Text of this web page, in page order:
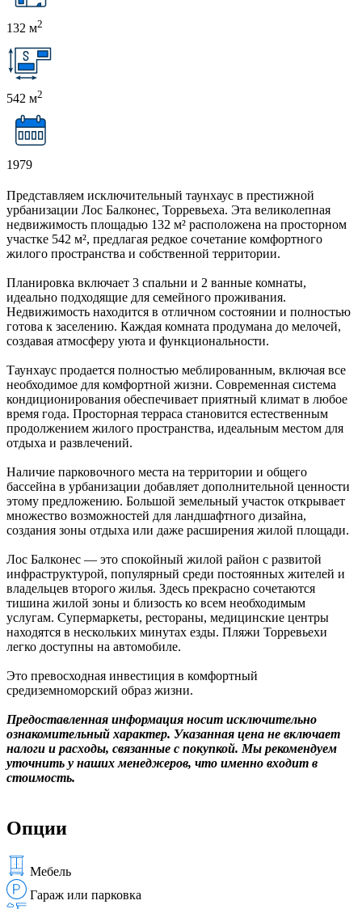
132 м2
542 м2
1979
Представляем исключительный таунхаус в престижной
урбанизации Лос Балконес, Торревьеха. Эта великолепная
недвижимость площадью 132 м² расположена на просторном
участке 542 м², предлагая редкое сочетание комфортного
жилого пространства и собственной территории.
Планировка включает 3 спальни и 2 ванные комнаты,
идеально подходящие для семейного проживания.
Недвижимость находится в отличном состоянии и полностью
готова к заселению. Каждая комната продумана до мелочей,
создавая атмосферу уюта и функциональности.
Таунхаус продается полностью меблированным, включая все
необходимое для комфортной жизни. Современная система
кондиционирования обеспечивает приятный климат в любое
время года. Просторная терраса становится естественным
продолжением жилого пространства, идеальным местом для
отдыха и развлечений.
Наличие парковочного места на территории и общего
бассейна в урбанизации добавляет дополнительной ценности
этому предложению. Большой земельный участок открывает
множество возможностей для ландшафтного дизайна,
создания зоны отдыха или даже расширения жилой площади.
Лос Балконес — это спокойный жилой район с развитой
инфраструктурой, популярный среди постоянных жителей и
владельцев второго жилья. Здесь прекрасно сочетаются
тишина жилой зоны и близость ко всем необходимым
услугам. Супермаркеты, рестораны, медицинские центры
находятся в нескольких минутах езды. Пляжи Торревьехи
легко доступны на автомобиле.
Это превосходная инвестиция в комфортный
средиземноморский образ жизни.
Предоставленная информация носит исключительно
ознакомительный характер. Указанная цена не включает
налоги и расходы, связанные с покупкой. Мы рекомендуем
уточнить у наших менеджеров, что именно входит в
стоимость.
Опции
Мебель
Гараж или парковка